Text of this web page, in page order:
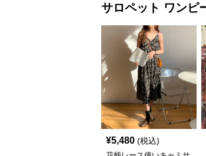
サロペット ワンピ
¥5,480 (税込)